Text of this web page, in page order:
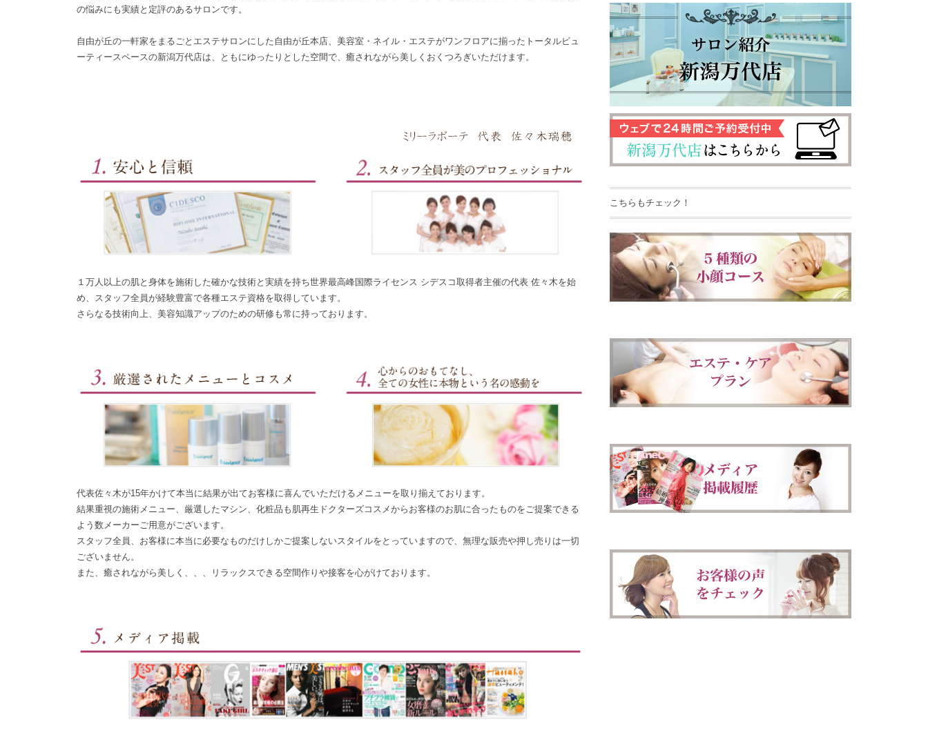
の悩みにも実績と定評のあるサロンです。
自由が丘の一軒家をまるごとエステサロンにした自由が丘本店、美容室・ネイル・エステがワンフロアに揃ったトータルビュ
ーティースペースの新潟万代店は、ともにゆったりとした空間で、癒されながら美しくおくつろぎいただけます。
１万人以上の肌と身体を施術した確かな技術と実績を持ち世界最高峰国際ライセンス シデスコ取得者主催の代表 佐々木を始
め、スタッフ全員が経験豊富で各種エステ資格を取得しています。
さらなる技術向上、美容知識アップのための研修も常に持っております。
代表佐々木が15年かけて本当に結果が出てお客様に喜んでいただけるメニューを取り揃えております。
結果重視の施術メニュー、厳選したマシン、化粧品も肌再生ドクターズコスメからお客様のお肌に合ったものをご提案できる
よう数メーカーご用意がございます。
スタッフ全員、お客様に本当に必要なものだけしかご提案しないスタイルをとっていますので、無理な販売や押し売りは一切
ございません。
また、癒されながら美しく、、、リラックスできる空間作りや接客を心がけております。
こちらもチェック！